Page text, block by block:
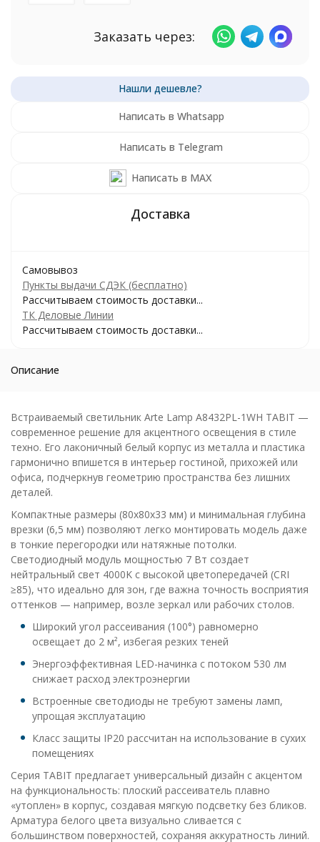
Заказать через:
Написать в Whatsapp
Написать в Telegram
Написать в MAX
Самовывоз
Пункты выдачи СДЭК (бесплатно)
Рассчитываем стоимость доставки...
ТК Деловые Линии
Рассчитываем стоимость доставки...
Описание
Встраиваемый светильник Arte Lamp A8432PL-1WH TABIT —
современное решение для акцентного освещения в стиле
техно. Его лаконичный белый корпус из металла и пластика
гармонично впишется в интерьер гостиной, прихожей или
офиса, подчеркнув геометрию пространства без лишних
деталей.
Компактные размеры (80x80x33 мм) и минимальная глубина
врезки (6,5 мм) позволяют легко монтировать модель даже
в тонкие перегородки или натяжные потолки.
Светодиодный модуль мощностью 7 Вт создает
нейтральный свет 4000K с высокой цветопередачей (CRI
≥85), что идеально для зон, где важна точность восприятия
оттенков — например, возле зеркал или рабочих столов.
Широкий угол рассеивания (100°) равномерно
освещает до 2 м², избегая резких теней
Энергоэффективная LED-начинка с потоком 530 лм
снижает расход электроэнергии
Встроенные светодиоды не требуют замены ламп,
упрощая эксплуатацию
Класс защиты IP20 рассчитан на использование в сухих
помещениях
Серия TABIT предлагает универсальный дизайн с акцентом
на функциональность: плоский рассеиватель плавно
«утоплен» в корпус, создавая мягкую подсветку без бликов.
Арматура белого цвета визуально сливается с
большинством поверхностей, сохраняя аккуратность линий.